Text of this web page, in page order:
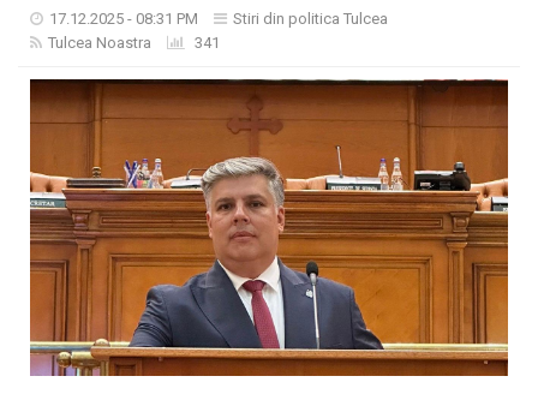
17.12.2025 - 08:31 PM
Stiri din politica Tulcea
Tulcea Noastra
341